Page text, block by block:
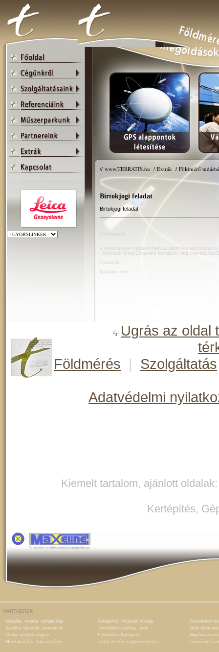
// www.TERRATIS.hu / Extrák / Földmérő
Birtokjogi feladat
Birtokjogi feladat
A dokumentum megtekinthető az alábbi formátumokban
- Microsoft Word Document formátum:
http://terratis.hu/
Partnerek
MaXeline.com
Ugrás az oldal
Földmérés
| Szolgáltatás
Adatvédelmi
Kiemelt tartalom, ajánlott
Kertépítés,
PARTNEREK:
Vasalás, mosás, ruhajavítás Autójavító, műszaki vizsga
Gartnerkert
Buddha idézetek, mondások
Termőföld szállítás, árak
Gépi
Online játékok ingyen
Földmérés Budapest
Higiéniai
Hóeltakarítás, bobcat bérlés
Teddy festék nagykereskedés Termőföld